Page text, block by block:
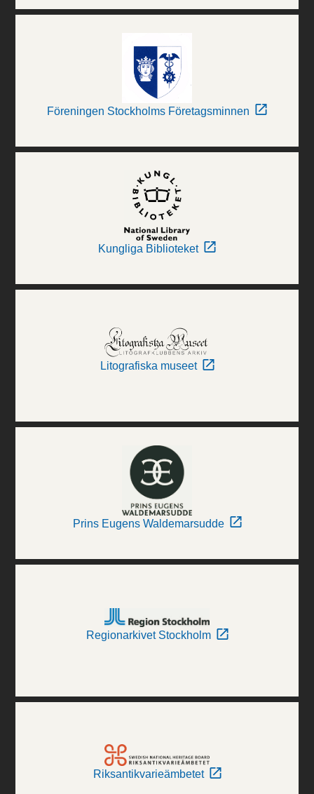
Föreningen Stockholms Företagsminnen
Kungliga Biblioteket
Litografiska museet
Prins Eugens Waldemarsudde
Regionarkivet Stockholm
Riksantikvarieämbetet